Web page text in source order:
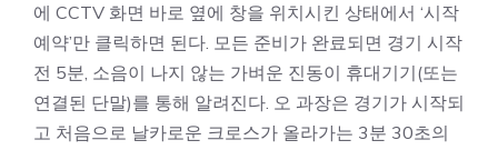
에 CCTV 화면 바로 옆에 창을 위치시킨 상태에서 ‘시작
예약’만 클릭하면 된다. 모든 준비가 완료되면 경기 시작
전 5분, 소음이 나지 않는 가벼운 진동이 휴대기기(또는
연결된 단말)를 통해 알려진다. 오 과장은 경기가 시작되
고 처음으로 날카로운 크로스가 올라가는 3분 30초의